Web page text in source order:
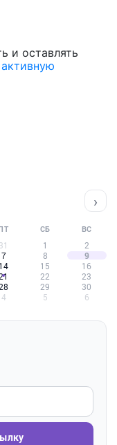
и оставлять
›
СБ ВС
31 1
2
7 8
9
14 15
16
22
23
29
30
4 5 6